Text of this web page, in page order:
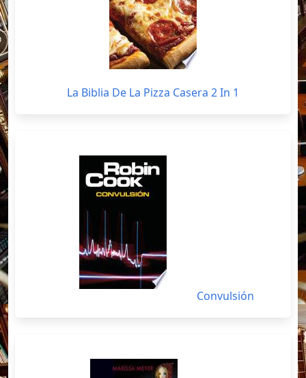
La Biblia De La Pizza Casera 2 In 1
Convulsión